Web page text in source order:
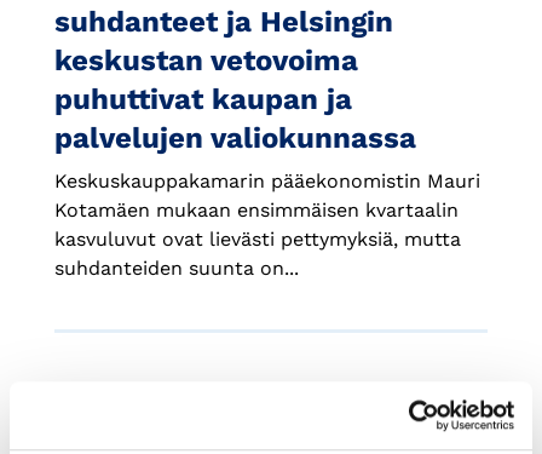
suhdanteet ja Helsingin
keskustan vetovoima
puhuttivat kaupan ja
palvelujen valiokunnassa
Keskuskauppakamarin pääekonomistin Mauri
Kotamäen mukaan ensimmäisen kvartaalin
kasvuluvut ovat lievästi pettymyksiä, mutta
suhdanteiden suunta on...